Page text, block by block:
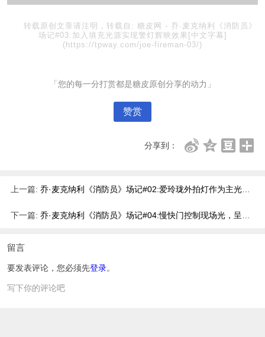
转载原创文章请注明，转载自: 糖皮网 - 乔·麦克纳利《消防员》
场记#03:加入填充光源实现警灯辉映效果[中文字幕]
(https://tpway.com/joe-fireman-03/)
「您的每一分打赏都是糖皮原创分享的动力」
赞赏
分享到：
上一篇: 乔·麦克纳利《消防员》场记#02:爱玲珑外拍灯作为主光拍摄新警员[中文字幕]
下一篇: 乔·麦克纳利《消防员》场记#04:慢快门控制现场光，呈现完美多人合影[中文字幕]
留言
要发表评论，您必须先登录。
写下你的评论吧